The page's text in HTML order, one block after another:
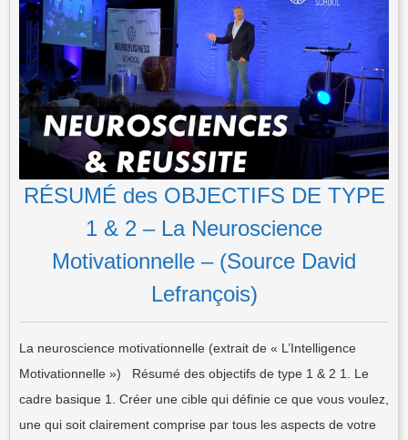
RÉSUMÉ des OBJECTIFS DE TYPE
1 & 2 – La Neuroscience
Motivationnelle – (Source David
Lefrançois)
La neuroscience motivationnelle (extrait de « L’Intelligence
Motivationnelle ») Résumé des objectifs de type 1 & 2 1. Le
cadre basique 1. Créer une cible qui définie ce que vous voulez,
une qui soit clairement comprise par tous les aspects de votre